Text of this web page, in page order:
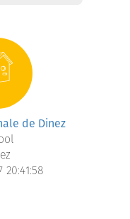
de Dinez
20:41:58